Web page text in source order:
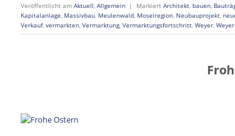
Veröffentlicht am Aktuell, Allgemein | Markiert Architekt, bauen,
Kapitalanlage, Massivbau, Meulenwald, Moselregion, Neubauprojekt,
Verkauf, vermarkten, Vermarktung, Vermarktungsfortschritt, Weyer,